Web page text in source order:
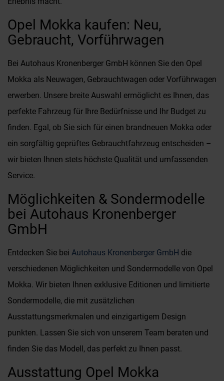
Opel Mokka kaufen: Neu,
Gebraucht, Vorführwagen
Bei Autohaus Kronenberger GmbH können Sie den Opel
Mokka als Neuwagen, Gebrauchtwagen oder Vorführwagen
erwerben. Unsere breite Auswahl ermöglicht es Ihnen, das
perfekte Fahrzeug für Ihre Bedürfnisse und Ihr Budget zu
finden. Egal, ob Sie sich für einen brandneuen Mokka oder
ein sorgfältig geprüftes Gebrauchtfahrzeug entscheiden –
wir bieten Ihnen stets höchste Qualität und umfassenden
Service.
Möglichkeiten & Sondermodelle
bei Autohaus Kronenberger
GmbH
Entdecken Sie bei Autohaus Kronenberger GmbH die
verschiedenen Möglichkeiten und Sondermodelle von Opel
Mokka. Wir bieten Ihnen exklusive Editionen und limitierte
Sondermodelle, die mit zusätzlichen
Ausstattungsmerkmalen und einzigartigem Design
punkten. Lassen Sie sich von unserem Team beraten und
finden Sie das Modell, das perfekt zu Ihnen passt.
Ausstattung Opel Mokka